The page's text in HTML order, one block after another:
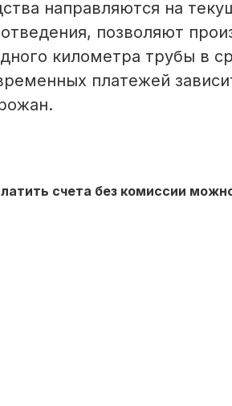
направляются на
позволяют
километра трубы в
платежей
счета без комиссии